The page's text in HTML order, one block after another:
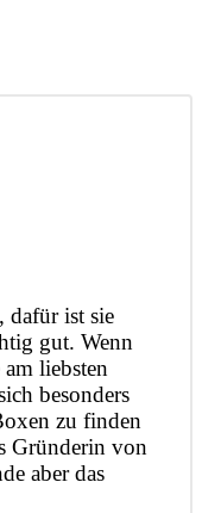
dafür ist sie
gut. Wenn
liebsten
besonders
zu finden
Gründerin von
aber das